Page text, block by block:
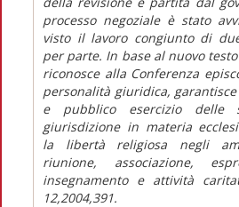
processo negoziale è stato
visto il lavoro congiunto di
per parte. In base al nuovo
riconosce alla Conferenza
personalità giuridica,
e pubblico esercizio
giurisdizione in materia
la libertà religiosa negli
riunione, associazione,
insegnamento e attività
12,2004,391.